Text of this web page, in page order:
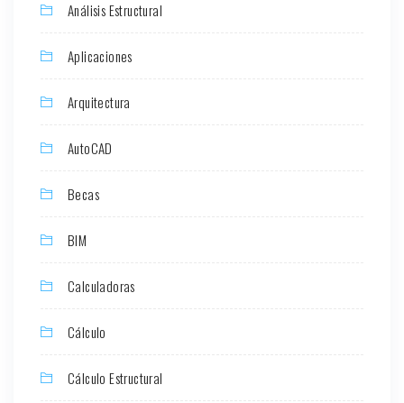
Análisis Estructural
Aplicaciones
Arquitectura
AutoCAD
Becas
BIM
Calculadoras
Cálculo
Cálculo Estructural